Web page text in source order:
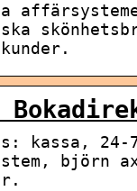
kassa,
björn